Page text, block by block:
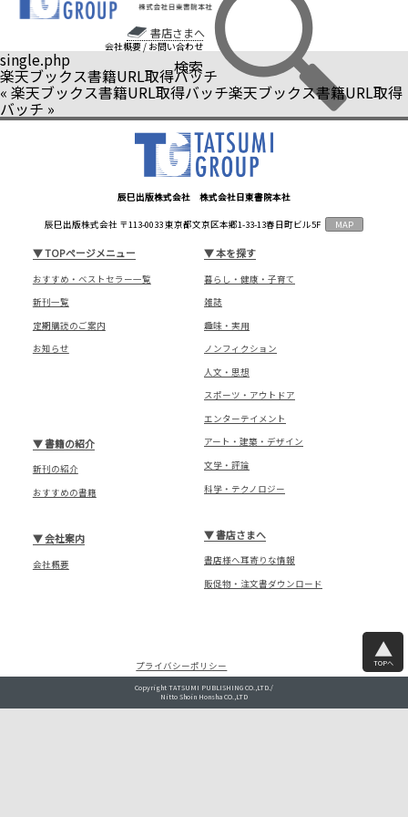
書店さまへ
会社概要 / お問い合わせ
検索
single.php
楽天ブックス書籍URL取得バッチ
« 楽天ブックス書籍URL取得バッチ楽天ブックス書籍URL取得
バッチ »
辰巳出版株式会社 株式会社日東書院本社
辰巳出版株式会社 〒113-0033 東京都文京区本郷1-33-13春日町ビル5F MAP
▼TOPページメニュー
おすすめ・ベストセラー一覧
新刊一覧
定期購読のご案内
お知らせ
▼本を探す
暮らし・健康・子育て
雑誌
趣味・実用
ノンフィクション
人文・思想
スポーツ・アウトドア
エンターテイメント
アート・建築・デザイン
文学・評論
科学・テクノロジー
▼書籍の紹介
新刊の紹介
おすすめの書籍
▼書店さまへ
書店様へ耳寄りな情報
販促物・注文書ダウンロード
▼会社案内
会社概要
プライバシーポリシー TOPへ
Copyright TATSUMI PUBLISHING CO.,LTD./
Nitto Shoin Honsha CO.,LTD